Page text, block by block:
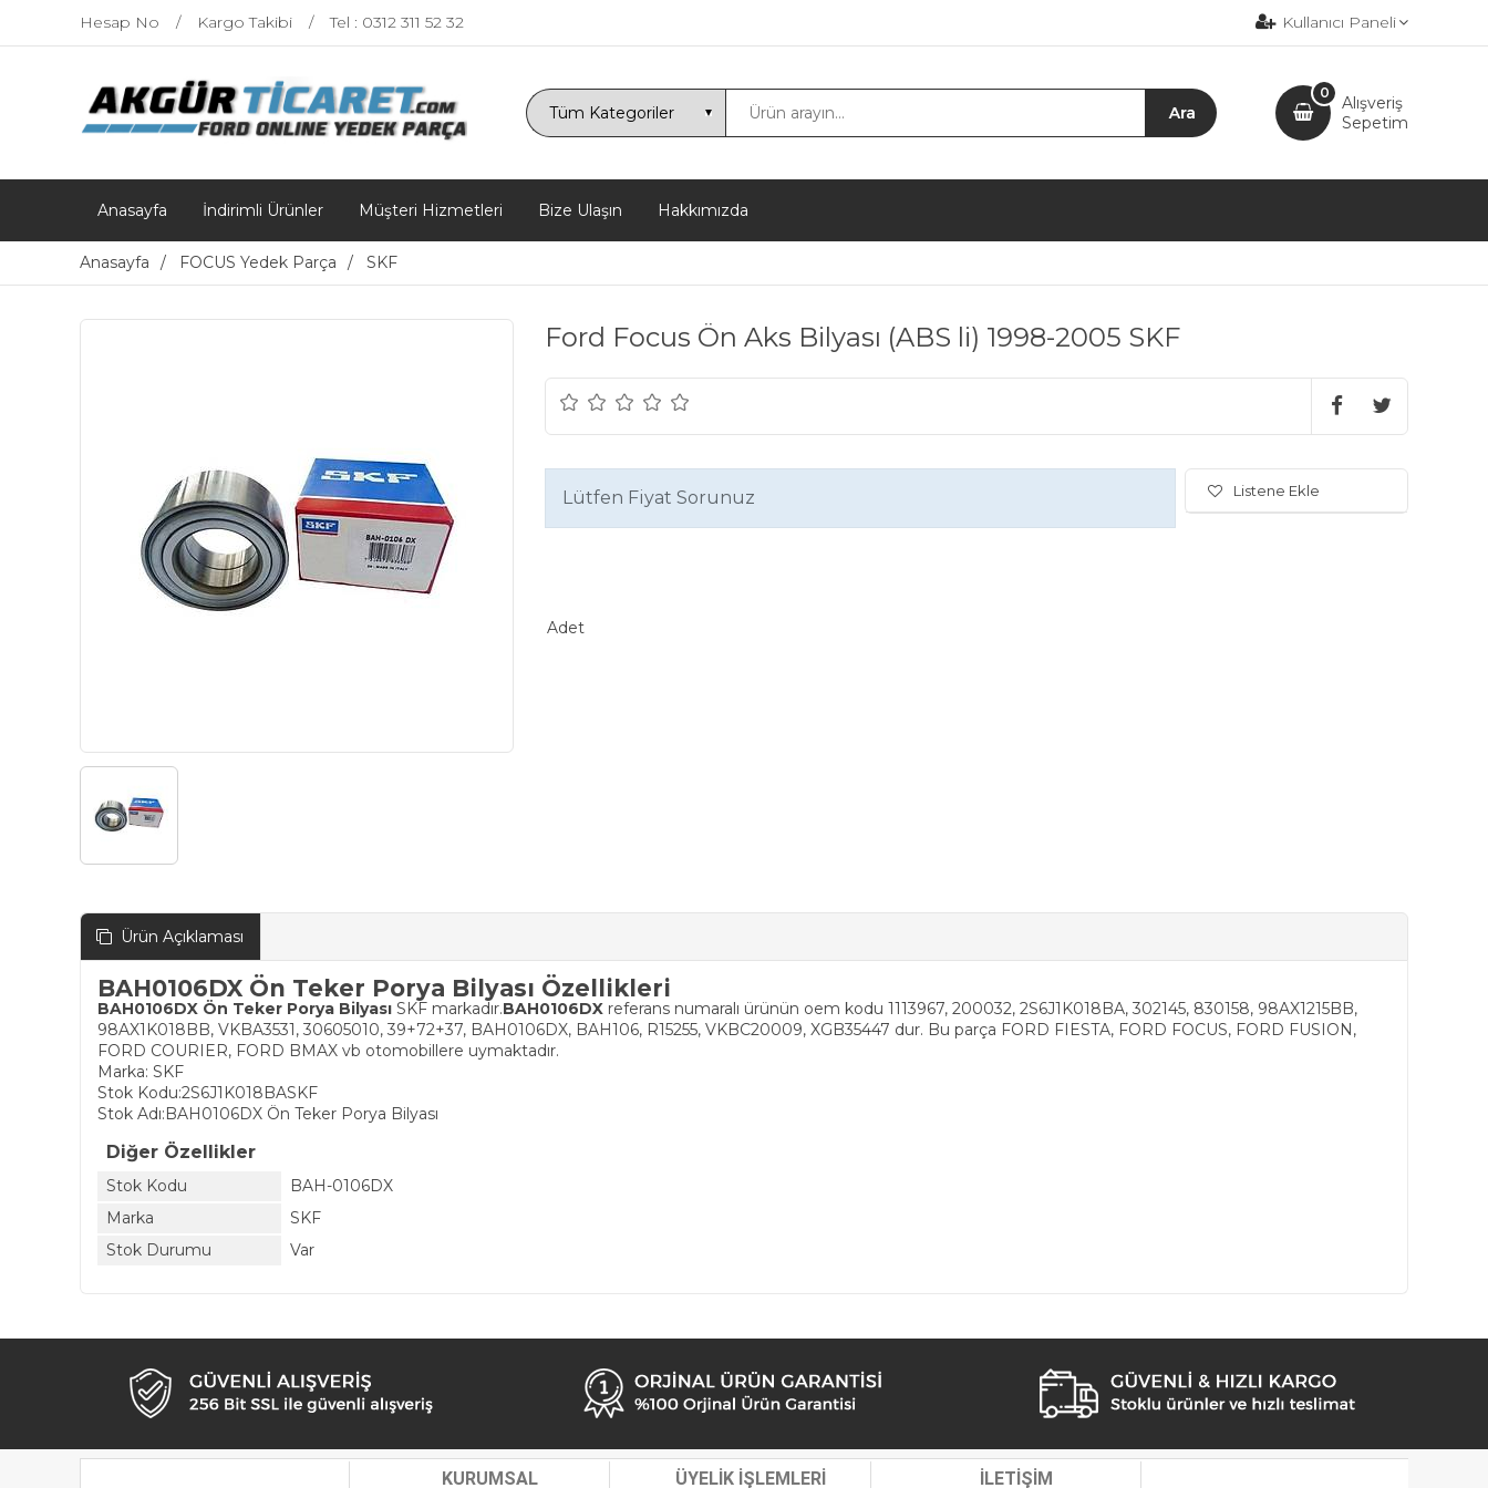
Hesap No Kargo Takibi Tel : 0312 311 52 32 Kullanıcı Paneli
Alışveriş
Sepetim
0
Anasayfa İndirimli Ürünler Müşteri Hizmetleri Bize Ulaşın Hakkımızda
Anasayfa FOCUS Yedek Parça SKF
Ford Focus Ön Aks Bilyası (ABS li) 1998-2005 SKF
Lütfen Fiyat Sorunuz
Adet
Listene Ekle
Ürün Açıklaması
BAH0106DX Ön Teker Porya Bilyası Özellikleri
BAH0106DX Ön Teker Porya Bilyası SKF markadır.BAH0106DX referans numaralı ürünün oem kodu 1113967, 200032, 2S6J1K018BA, 302145, 830158, 98AX1215BB,
98AX1K018BB, VKBA3531, 30605010, 39+72+37, BAH0106DX, BAH106, R15255, VKBC20009, XGB35447 dur. Bu parça FORD FIESTA, FORD FOCUS, FORD FUSION,
FORD COURIER, FORD BMAX vb otomobillere uymaktadır.
Marka: SKF
Stok Kodu:2S6J1K018BASKF
Stok Adı:BAH0106DX Ön Teker Porya Bilyası
Diğer Özellikler
Stok Kodu
BAH-0106DX
Marka
SKF
Stok Durumu
Var
KURUMSAL ÜYELİK İŞLEMLERİ İLETİŞİM